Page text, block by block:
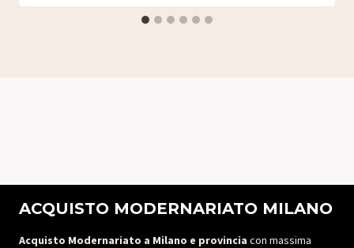
ACQUISTO MODERNARIATO MILANO
Acquisto Modernariato a Milano e provincia con massima